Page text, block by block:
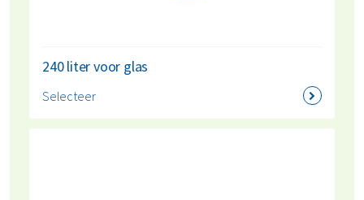
240 liter voor glas
Selecteer